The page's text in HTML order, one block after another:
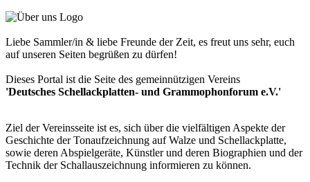
Liebe Sammler/in & liebe Freunde der Zeit, es freut uns sehr, euch
auf unseren Seiten begrüßen zu dürfen!
Dieses Portal ist die Seite des gemeinnützigen Vereins
'Deutsches Schellackplatten- und Grammophonforum e.V.'
Ziel der Vereinsseite ist es, sich über die vielfältigen Aspekte der
Geschichte der Tonaufzeichnung auf Walze und Schellackplatte,
sowie deren Abspielgeräte, Künstler und deren Biographien und der
Technik der Schallauszeichnung informieren zu können.